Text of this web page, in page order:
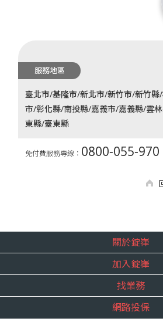
服務地區
臺北市/基隆市/新北市/新竹市/新竹縣
市/彰化縣/南投縣/嘉義市/嘉義縣/雲
東縣/臺東縣
免付費服務專線： 0800-055-970
關於錠嵂
企業資訊
重要事跡
得獎紀錄
加入錠嵂
內勤招聘
精英招募
找業務
網路投保